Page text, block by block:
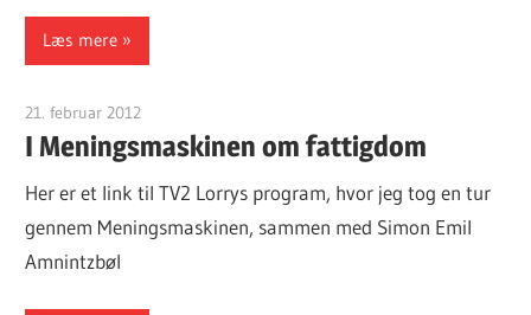
Læs mere
21. februar 2012
I Meningsmaskinen om fattigdom
Her er et link til TV2 Lorrys program, hvor jeg tog en tur
gennem Meningsmaskinen, sammen med Simon Emil
Amnintzbøl